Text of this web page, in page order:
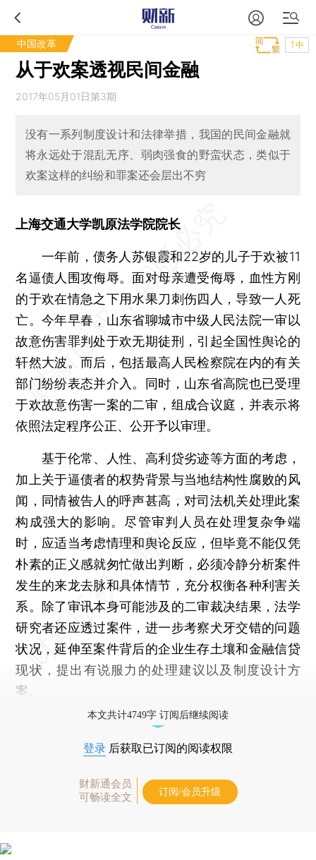
中国改革 T中
从于欢案透视民间金融
2017年05月01日第3期
没有一系列制度设计和法律举措，我国的民间金融就
将永远处于混乱无序、弱肉强食的野蛮状态，类似于
欢案这样的纠纷和罪案还会层出不穷
上海交通大学凯原法学院院长
一年前，债务人苏银霞和22岁的儿子于欢被11
名逼债人围攻侮辱。面对母亲遭受侮辱，血性方刚
的于欢在情急之下用水果刀刺伤四人，导致一人死
亡。今年早春，山东省聊城市中级人民法院一审以
故意伤害罪判处于欢无期徒刑，引起全国性舆论的
轩然大波。而后，包括最高人民检察院在内的有关
部门纷纷表态并介入。同时，山东省高院也已受理
于欢故意伤害一案的二审，组成合议庭，并表示将
依照法定程序公正、公开予以审理。
基于伦常、人性、高利贷劣迹等方面的考虑，
加上关于逼债者的权势背景与当地结构性腐败的风
闻，同情被告人的呼声甚高，对司法机关处理此案
构成强大的影响。尽管审判人员在处理复杂争端
时，应适当考虑情理和舆论反应，但毕竟不能仅凭
朴素的正义感就匆忙做出判断，必须冷静分析案件
发生的来龙去脉和具体情节，充分权衡各种利害关
系。除了审讯本身可能涉及的二审裁决结果，法学
研究者还应透过案件，进一步考察犬牙交错的问题
状况，延伸至案件背后的企业生存土壤和金融信贷
现状，提出有说服力的处理建议以及制度设计方
案。
本文共计4749字 订阅后继续阅读
登录 后获取已订阅的阅读权限
财新通会员
可畅读全文
订阅/会员升级